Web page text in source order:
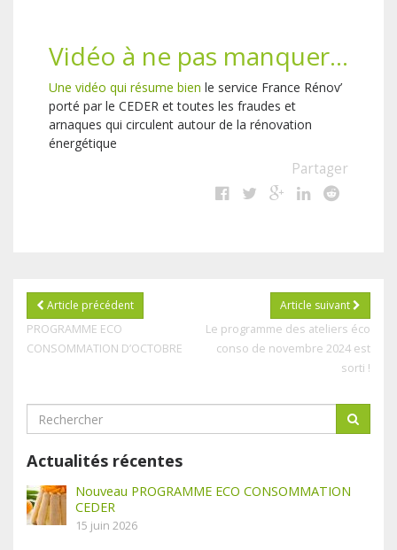
Vidéo à ne pas manquer…
Une vidéo qui résume bien le service France Rénov’
porté par le CEDER et toutes les fraudes et
arnaques qui circulent autour de la rénovation
énergétique
Partager
Article précédent
PROGRAMME ECO
CONSOMMATION D’OCTOBRE
Article suivant
Le programme des ateliers éco
conso de novembre 2024 est
sorti !
Actualités récentes
Nouveau PROGRAMME ECO CONSOMMATION
CEDER
15 juin 2026